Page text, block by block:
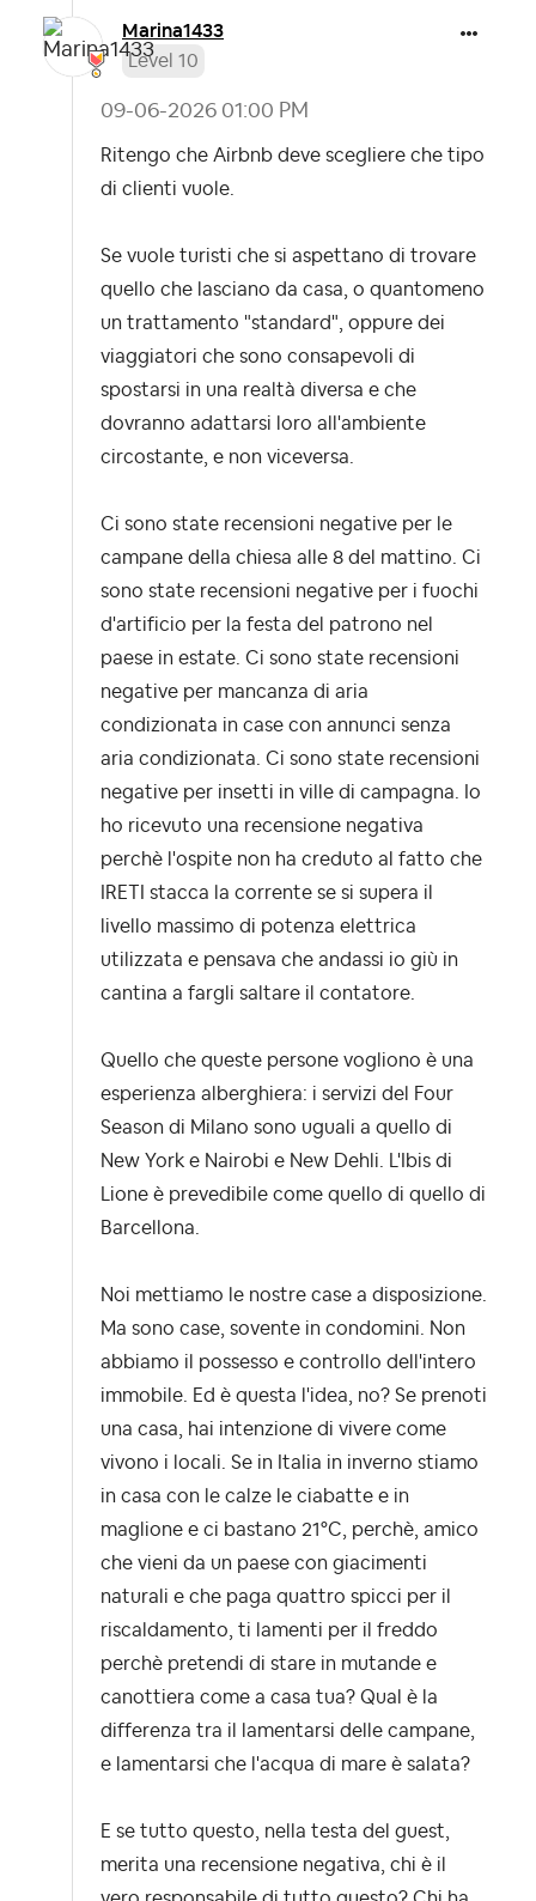
Marina1433
Level 10
‎09-06-2026 01:00 PM
Ritengo che Airbnb deve scegliere che tipo
di clienti vuole.
Se vuole turisti che si aspettano di trovare
quello che lasciano da casa, o quantomeno
un trattamento "standard", oppure dei
viaggiatori che sono consapevoli di
spostarsi in una realtà diversa e che
dovranno adattarsi loro all'ambiente
circostante, e non viceversa.
Ci sono state recensioni negative per le
campane della chiesa alle 8 del mattino. Ci
sono state recensioni negative per i fuochi
d'artificio per la festa del patrono nel
paese in estate. Ci sono state recensioni
negative per mancanza di aria
condizionata in case con annunci senza
aria condizionata. Ci sono state recensioni
negative per insetti in ville di campagna. Io
ho ricevuto una recensione negativa
perchè l'ospite non ha creduto al fatto che
IRETI stacca la corrente se si supera il
livello massimo di potenza elettrica
utilizzata e pensava che andassi io giù in
cantina a fargli saltare il contatore.
Quello che queste persone vogliono è una
esperienza alberghiera: i servizi del Four
Season di Milano sono uguali a quello di
New York e Nairobi e New Dehli. L'Ibis di
Lione è prevedibile come quello di quello di
Barcellona.
Noi mettiamo le nostre case a disposizione.
Ma sono case, sovente in condomini. Non
abbiamo il possesso e controllo dell'intero
immobile. Ed è questa l'idea, no? Se prenoti
una casa, hai intenzione di vivere come
vivono i locali. Se in Italia in inverno stiamo
in casa con le calze le ciabatte e in
maglione e ci bastano 21°C, perchè, amico
che vieni da un paese con giacimenti
naturali e che paga quattro spicci per il
riscaldamento, ti lamenti per il freddo
perchè pretendi di stare in mutande e
canottiera come a casa tua? Qual è la
differenza tra il lamentarsi delle campane,
e lamentarsi che l'acqua di mare è salata?
E se tutto questo, nella testa del guest,
merita una recensione negativa, chi è il